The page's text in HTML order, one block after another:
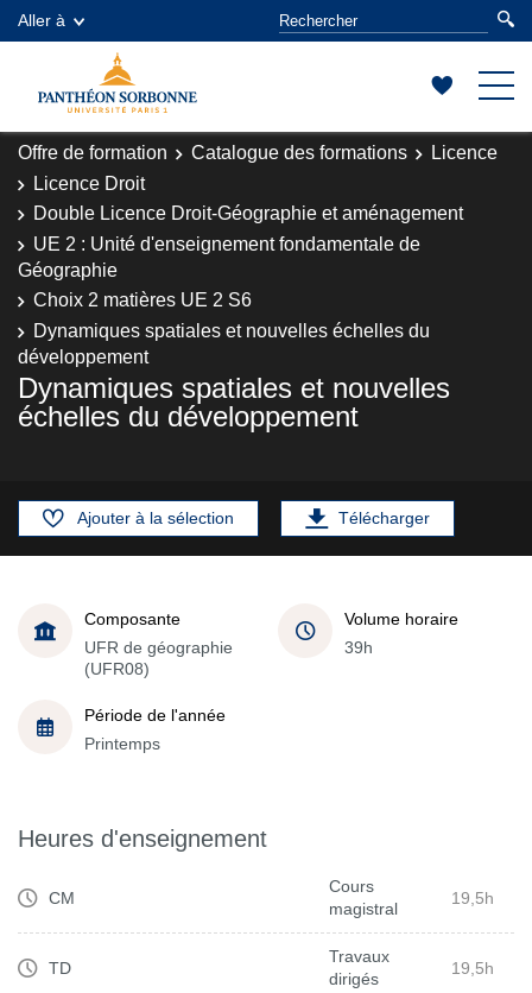
Aller à
Offre de formation Catalogue des formations
Licence
Licence Droit
Double Licence Droit-Géographie et aménagement
UE 2 : Unité d'enseignement fondamentale de
Géographie
Choix 2 matières UE 2 S6
Dynamiques spatiales et nouvelles échelles du
développement
Dynamiques spatiales et nouvelles
échelles du développement
Ajouter à la sélection Télécharger
Composante
UFR de géographie
(UFR08)
Volume horaire
39h
Période de l'année
Printemps
Heures d'enseignement
CM
Cours
magistral
19,5h
TD
Travaux
dirigés
19,5h